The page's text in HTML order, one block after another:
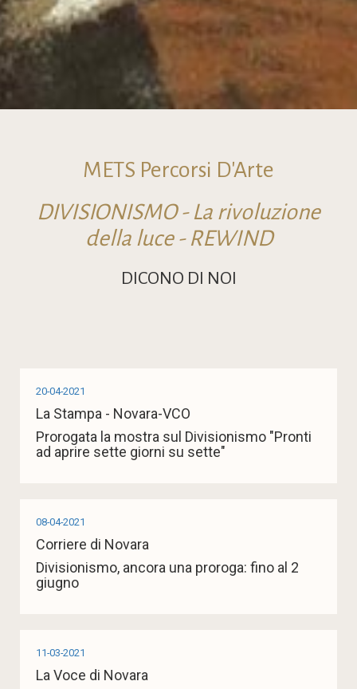
METS Percorsi D'Arte
DIVISIONISMO - La rivoluzione
della luce - REWIND
DICONO DI NOI
20-04-2021
La Stampa - Novara-VCO
Prorogata la mostra sul Divisionismo "Pronti
ad aprire sette giorni su sette"
08-04-2021
Corriere di Novara
Divisionismo, ancora una proroga: fino al 2
giugno
11-03-2021
La Voce di Novara